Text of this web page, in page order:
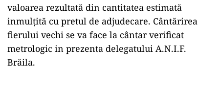
valoarea rezultată din cantitatea estimată
inmulțită cu pretul de adjudecare. Cântărirea
fierului vechi se va face la cântar verificat
metrologic in prezenta delegatului A.N.I.F.
Brăila.